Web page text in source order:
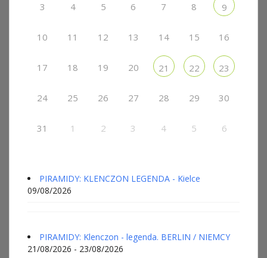
3 4 5 6 7 8 9
10 11 12 13 14 15 16
17 18 19 20 21 22 23
24 25 26 27 28 29 30
31 1 2 3 4 5 6
PIRAMIDY: KLENCZON LEGENDA - Kielce
09/08/2026
PIRAMIDY: Klenczon - legenda. BERLIN / NIEMCY
21/08/2026 - 23/08/2026